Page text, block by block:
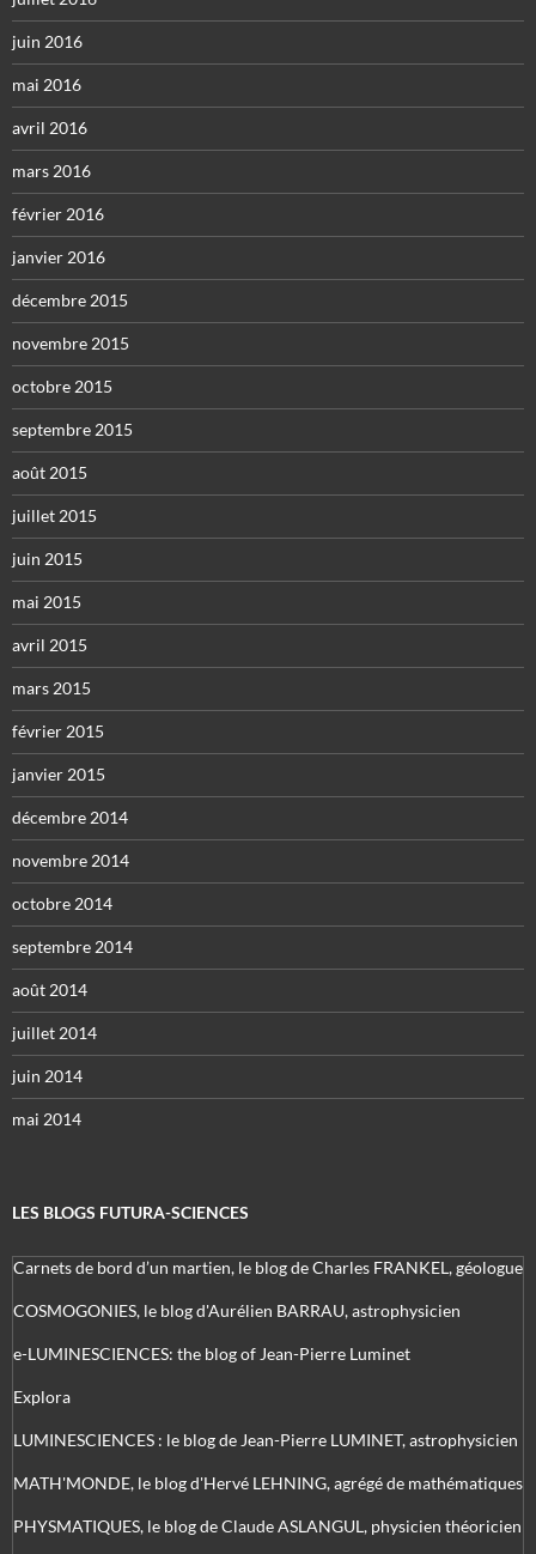
juin 2016
mai 2016
avril 2016
mars 2016
février 2016
janvier 2016
décembre 2015
novembre 2015
octobre 2015
septembre 2015
août 2015
juillet 2015
juin 2015
mai 2015
avril 2015
mars 2015
février 2015
janvier 2015
décembre 2014
novembre 2014
octobre 2014
septembre 2014
août 2014
juillet 2014
juin 2014
mai 2014
LES BLOGS FUTURA-SCIENCES
Carnets de bord d’un martien, le blog de Charles FRANKEL, géologue
COSMOGONIES, le blog d'Aurélien BARRAU, astrophysicien
e-LUMINESCIENCES: the blog of Jean-Pierre Luminet
Explora
LUMINESCIENCES : le blog de Jean-Pierre LUMINET, astrophysicien
MATH'MONDE, le blog d'Hervé LEHNING, agrégé de mathématiques
PHYSMATIQUES, le blog de Claude ASLANGUL, physicien théoricien